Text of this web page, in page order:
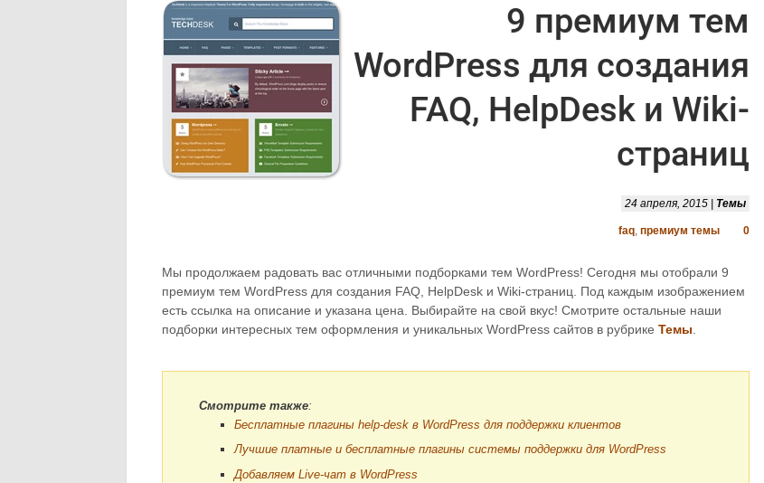
9 премиум тем
WordPress для создания
FAQ, HelpDesk и Wiki-
страниц
24 апреля, 2015 | Темы
faq, премиум темы 0
Мы продолжаем радовать вас отличными подборками тем WordPress! Сегодня мы отобрали 9
премиум тем WordPress для создания FAQ, HelpDesk и Wiki-страниц. Под каждым изображением
есть ссылка на описание и указана цена. Выбирайте на свой вкус! Смотрите остальные наши
подборки интересных тем оформления и уникальных WordPress сайтов в рубрике Темы
Смотрите также:
Бесплатные плагины help-desk в WordPress для поддержки клиентов
Лучшие платные и бесплатные плагины системы поддержки для WordPress
Добавляем Live-чат в WordPress